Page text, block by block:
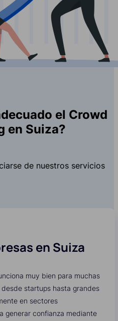
el Crowd
en Suiza?
de nuestros servicios
en Suiza
muy bien para muchas
startups hasta grandes
en sectores
generar confianza mediante